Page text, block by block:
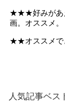
★★★好みがあ
画。オススメ。
★★オススメで
人気記事ベス